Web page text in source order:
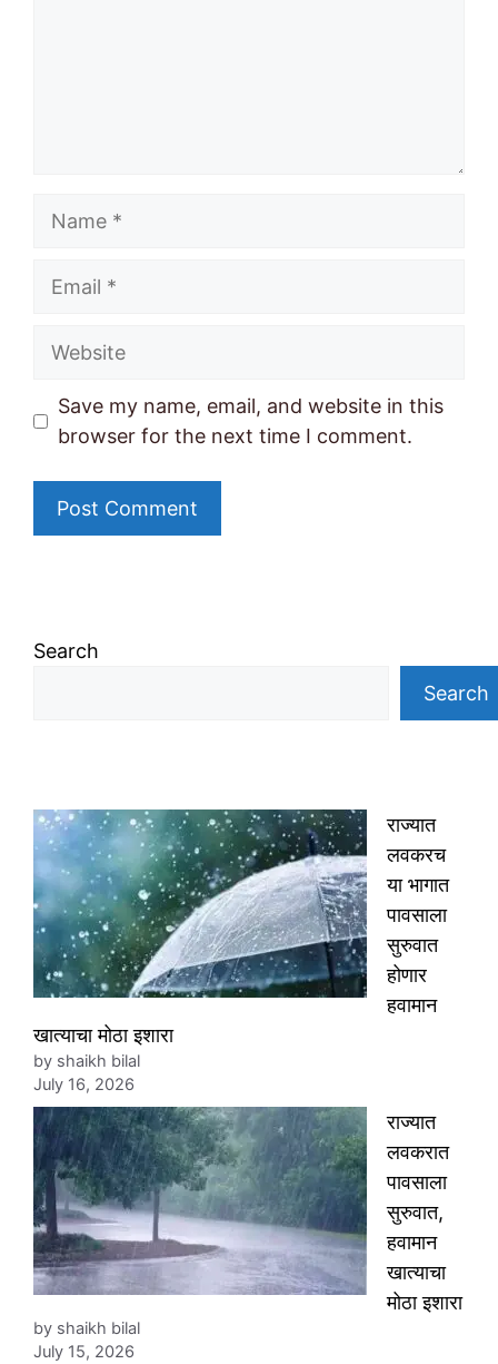
Website
Save my name, email, and website in this
browser for the next time I comment.
Search
Search
राज्यात
लवकरच
या भागात
पावसाला
सुरुवात
होणार
हवामान
खात्याचा मोठा इशारा
by shaikh bilal
July 16, 2026
राज्यात
लवकरात
पावसाला
सुरुवात,
हवामान
खात्याचा
मोठा इशारा
by shaikh bilal
July 15, 2026